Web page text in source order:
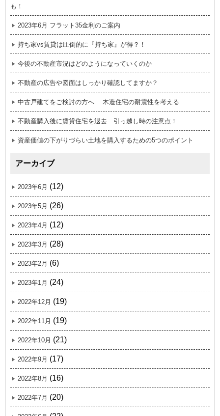
も！
2023年6月 フラット35金利のご案内
持ち家vs賃貸は圧倒的に『持ち家』が得？！
今後の不動産市況はどのようになっていくのか
不動産の広告や図面はしっかり確認してますか？
中古戸建てをご検討の方へ 木造住宅の耐震性を考える
不動産購入後に賃貸住宅を退去 引っ越し時の注意点！
資産価値の下がりづらい土地を購入するための5つのポイント
アーカイブ
2023年6月 (12)
2023年5月 (26)
2023年4月 (12)
2023年3月 (28)
2023年2月 (6)
2023年1月 (24)
2022年12月 (19)
2022年11月 (19)
2022年10月 (21)
2022年9月 (17)
2022年8月 (16)
2022年7月 (20)